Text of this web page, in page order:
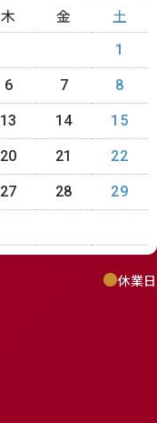
木 金 土
1
6 7 8
13 14 15
20 21 22
27 28 29
休業日